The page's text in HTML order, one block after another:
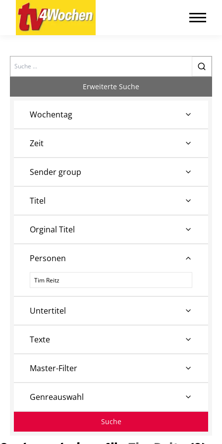
Search
Erweiterte Suche
Wochentag
Zeit
Sender group
Titel
Orginal Titel
Personen
Personen
Untertitel
Texte
Master-Filter
Genreauswahl
Suche